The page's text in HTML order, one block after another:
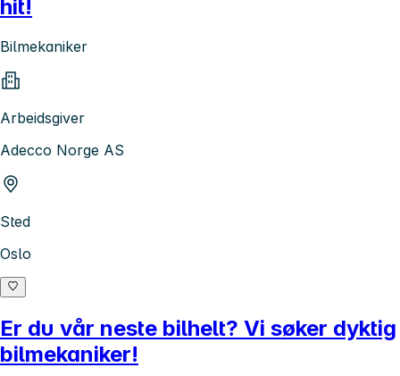
hit!
Bilmekaniker
Arbeidsgiver
Adecco Norge AS
Sted
Oslo
Er du vår neste bilhelt? Vi søker dyktig
bilmekaniker!